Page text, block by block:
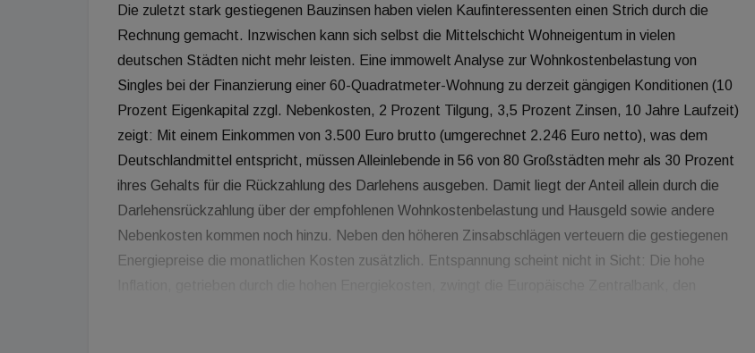
Die zuletzt stark gestiegenen Bauzinsen haben vielen Kaufinteressenten einen Strich durch die
Rechnung gemacht. Inzwischen kann sich selbst die Mittelschicht Wohneigentum in vielen
deutschen Städten nicht mehr leisten. Eine immowelt Analyse zur Wohnkostenbelastung von
Singles bei der Finanzierung einer 60-Quadratmeter-Wohnung zu derzeit gängigen Konditionen (10
Prozent Eigenkapital zzgl. Nebenkosten, 2 Prozent Tilgung, 3,5 Prozent Zinsen, 10 Jahre Laufzeit)
zeigt: Mit einem Einkommen von 3.500 Euro brutto (umgerechnet 2.246 Euro netto), was dem
Deutschlandmittel entspricht, müssen Alleinlebende in 56 von 80 Großstädten mehr als 30 Prozent
ihres Gehalts für die Rückzahlung des Darlehens ausgeben. Damit liegt der Anteil allein durch die
Darlehensrückzahlung über der empfohlenen Wohnkostenbelastung und Hausgeld sowie andere
Nebenkosten kommen noch hinzu. Neben den höheren Zinsabschlägen verteuern die gestiegenen
Energiepreise die monatlichen Kosten zusätzlich. Entspannung scheint nicht in Sicht: Die hohe